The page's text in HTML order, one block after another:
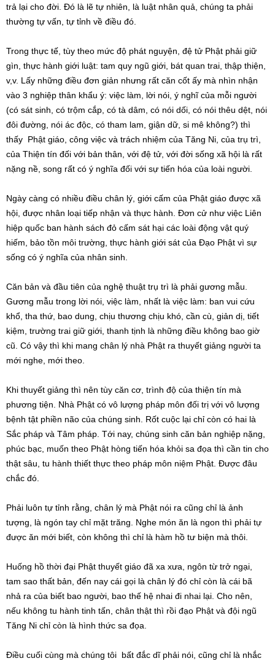
trả lại cho đời. Đó là lẽ tự nhiên, là luật nhân quả, chúng ta phải
thường tự vấn, tự tỉnh về điều đó.
Trong thực tế, tùy theo mức độ phát nguyện, đệ tử Phật phải giữ
gìn, thực hành giới luật: tam quy ngũ giới, bát quan trai, thập thiện,
v,v. Lấy những điều đơn giản nhưng rất căn cốt ấy mà nhìn nhận
vào 3 nghiệp thân khẩu ý: việc làm, lời nói, ý nghĩ của mỗi người
(có sát sinh, có trộm cắp, có tà dâm, có nói dối, có nói thêu dệt, nói
đôi đường, nói ác độc, có tham lam, giận dữ, si mê không?) thì
thấy Phật giáo, công việc và trách nhiệm của Tăng Ni, của trụ trì,
của Thiện tín đối với bản thân, với đệ tử, với đời sống xã hội là rất
nặng nề, song rất có ý nghĩa đối với sự tiến hóa của loài người.
Ngày càng có nhiều điều chân lý, giới cấm của Phật giáo được xã
hội, được nhân loại tiếp nhận và thực hành. Đơn cử như việc Liên
hiệp quốc ban hành sách đỏ cấm sát hại các loài động vật quý
hiếm, bảo tồn môi trường, thực hành giới sát của Đạo Phật vì sự
sống có ý nghĩa của nhân sinh.
Căn bản và đầu tiên của nghệ thuật trụ trì là phải gương mẫu.
Gương mẫu trong lời nói, việc làm, nhất là việc làm: ban vui cứu
khổ, tha thứ, bao dung, chịu thương chịu khó, cần cù, giản dị, tiết
kiệm, trường trai giữ giới, thanh tịnh là những điều không bao giờ
cũ. Có vậy thì khi mang chân lý nhà Phật ra thuyết giảng người ta
mới nghe, mới theo.
Khi thuyết giảng thì nên tùy căn cơ, trình độ của thiện tín mà
phương tiện. Nhà Phật có vô lượng pháp môn đối trị với vô lượng
bệnh tật phiền não của chúng sinh. Rốt cuộc lại chỉ còn có hai là
Sắc pháp và Tâm pháp. Tới nay, chúng sinh căn bản nghiệp nặng,
phúc bạc, muốn theo Phật hòng tiến hóa khỏi sa đọa thì cần tin cho
thật sâu, tu hành thiết thực theo pháp môn niệm Phật. Được đâu
chắc đó.
Phải luôn tự tỉnh rằng, chân lý mà Phật nói ra cũng chỉ là ảnh
tượng, là ngón tay chỉ mặt trăng. Nghe món ăn là ngon thì phải tự
được ăn mới biết, còn không thì chỉ là hàm hồ tư biện mà thôi.
Huống hồ thời đại Phật thuyết giáo đã xa xưa, ngôn từ trở ngại,
tam sao thất bản, đến nay cái gọi là chân lý đó chỉ còn là cái bã
nhả ra của biết bao người, bao thế hệ nhai đi nhai lại. Cho nên,
nếu không tu hành tinh tấn, chân thật thì rồi đạo Phật và đội ngũ
Tăng Ni chỉ còn là hình thức sa đọa.
Điều cuối cùng mà chúng tôi bất đắc dĩ phải nói, cũng chỉ là nhắc